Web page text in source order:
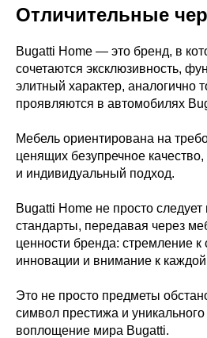
Отличительные
Bugatti Home — это бренд, в
сочетаются эксклюзивность,
элитный характер, аналогично
проявляются в автомобилях
Мебель ориентирована на
ценящих безупречное
и индивидуальный подход.
Bugatti Home не просто
стандарты, передавая через
ценности бренда: стремление к
инновации и внимание к каждой
Это не просто предметы
символ престижа и
воплощение мира Bugatti.